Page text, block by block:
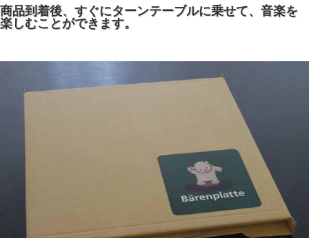
商品到着後、すぐにターンテーブルに乗せて、音楽を
楽しむことができます。